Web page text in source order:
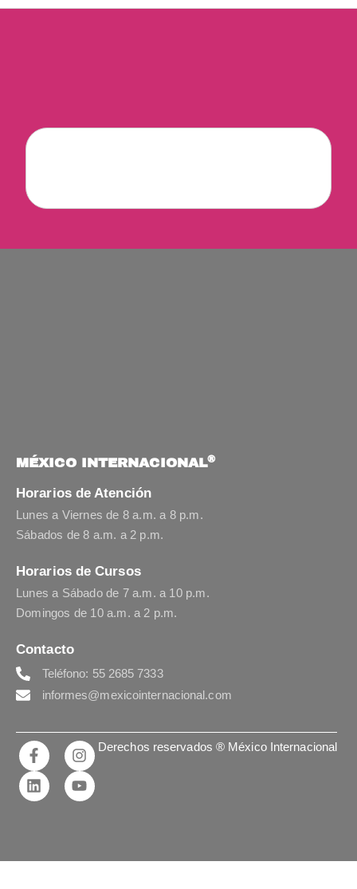
MÉXICO INTERNACIONAL®
Horarios de Atención
Lunes a Viernes de 8 a.m. a 8 p.m.
Sábados de 8 a.m. a 2 p.m.
Horarios de Cursos
Lunes a Sábado de 7 a.m. a 10 p.m.
Domingos de 10 a.m. a 2 p.m.
Contacto
Teléfono: 55 2685 7333
informes@mexicointernacional.com
Derechos reservados ® México Internacional